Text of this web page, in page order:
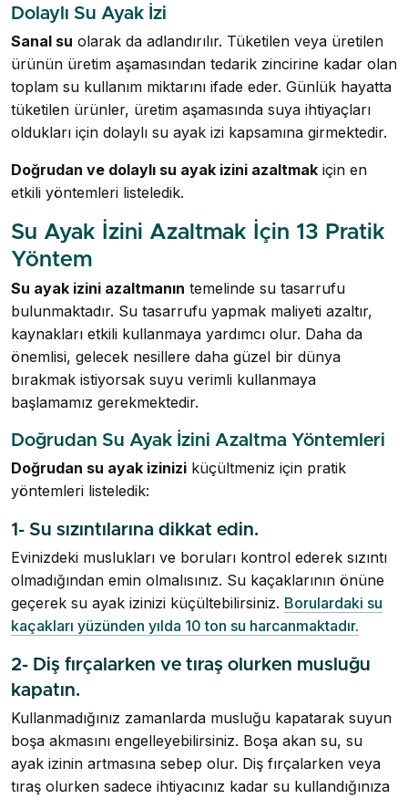
Dolaylı Su Ayak İzi
Sanal su olarak da adlandırılır. Tüketilen veya üretilen
ürünün üretim aşamasından tedarik zincirine kadar olan
toplam su kullanım miktarını ifade eder. Günlük hayatta
tüketilen ürünler, üretim aşamasında suya ihtiyaçları
oldukları için dolaylı su ayak izi kapsamına girmektedir.
Doğrudan ve dolaylı su ayak izini azaltmak için en
etkili yöntemleri listeledik.
Su Ayak İzini Azaltmak İçin 13 Pratik
Yöntem
Su ayak izini azaltmanın temelinde su tasarrufu
bulunmaktadır. Su tasarrufu yapmak maliyeti azaltır,
kaynakları etkili kullanmaya yardımcı olur. Daha da
önemlisi, gelecek nesillere daha güzel bir dünya
bırakmak istiyorsak suyu verimli kullanmaya
başlamamız gerekmektedir.
Doğrudan Su Ayak İzini Azaltma Yöntemleri
Doğrudan su ayak izinizi küçültmeniz için pratik
yöntemleri listeledik:
1- Su sızıntılarına dikkat edin.
Evinizdeki muslukları ve boruları kontrol ederek sızıntı
olmadığından emin olmalısınız. Su kaçaklarının önüne
geçerek su ayak izinizi küçültebilirsiniz. Borulardaki su
kaçakları yüzünden yılda 10 ton su harcanmaktadır.
2- Diş fırçalarken ve tıraş olurken musluğu
kapatın.
Kullanmadığınız zamanlarda musluğu kapatarak suyun
boşa akmasını engelleyebilirsiniz. Boşa akan su, su
ayak izinin artmasına sebep olur. Diş fırçalarken veya
tıraş olurken sadece ihtiyacınız kadar su kullandığınıza